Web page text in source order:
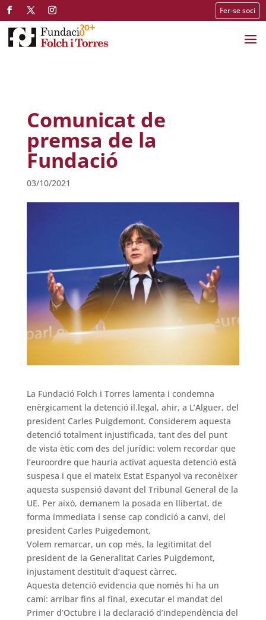
Fer-se soci
Comunicat de
premsa de la
Fundació
03/10/2021
La Fundació Folch i Torres lamenta i condemna
enèrgicament la detenció il.legal, ahir, a L’Alguer, del
president Carles Puigdemont. Considerem aquesta
detenció totalment injustificada, tant des del punt
de vista ètic com des del jurídic: volem recordar que
l’euroordre que hauria activat aquesta detenció està
suspesa i que el mateix Estat Espanyol va reconèixer
aquesta suspensió davant del Tribunal General de la
UE. Per això, demanem la posada en llibertat, de
forma immediata i sense cap condició a canvi, del
president Carles Puigedemont.
Volem remarcar, un cop més, la legitimitat del
president de la Generalitat Carles Puigdemont,
injustament destituït d’aquest càrrec.
Aquesta detenció evidencia que només hi ha un
camí: arribar fins al final, executar el mandat del
Primer d’Octubre i la declaració d’independència del